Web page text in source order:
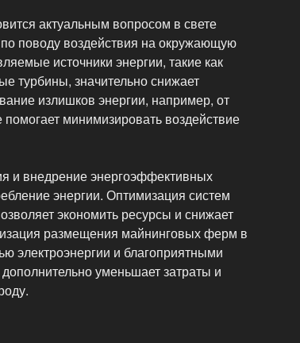
актуальным вопросом в свете
поводу воздействия на окружающую
источники энергии, такие как
турбины, значительно снижает
излишков энергии, например, от
помогает минимизировать воздействие
и внедрение энергоэффективных
энергии. Оптимизация систем
экономить ресурсы и снижает
размещения майнинговых ферм в
электроэнергии и благоприятными
уменьшает затраты и